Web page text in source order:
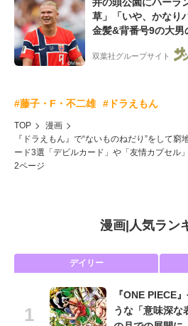
井の頭公園にハーラ
草」「いや、かなり
金髪&背番号9の大男
ー”映像が話題!「元
双葉社グループサイト
#藤子・F・不二雄 #ドラえもん
TOP
漫画
『ドラえもん』で“ないものねだり”をして
ード3選「デビルカード」や「友情カプセル
2ページ
漫画| 人気ラン
デイリー
『ONE PIECE
うな「意味深